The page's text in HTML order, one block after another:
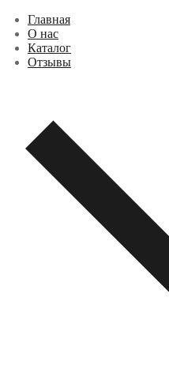
Перейти
содержимому
Меню
Закрыть
Главная
О нас
Каталог
Отзывы